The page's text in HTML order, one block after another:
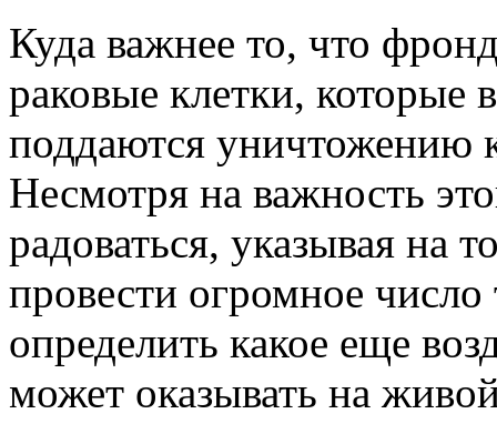
Куда важнее то, что
раковые клетки, которые
поддаются уничтожению
Несмотря на важность
радоваться, указывая на
провести огромное число
определить какое еще
может оказывать на